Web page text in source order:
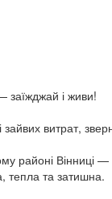
заїжджай і живи!
витрат,
районі Вінниці
тепла та затишна.